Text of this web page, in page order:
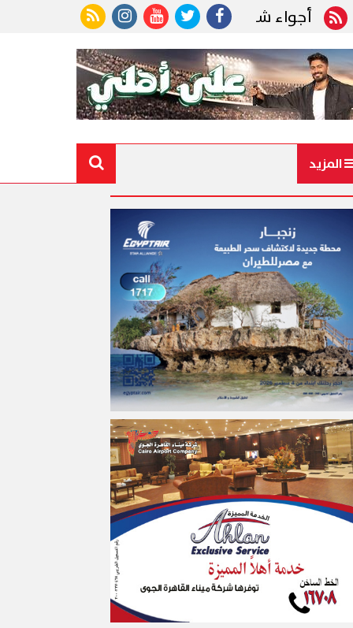
شديدة الحرارة.. الأرصاد تكشف حالة الطقس
المزيد